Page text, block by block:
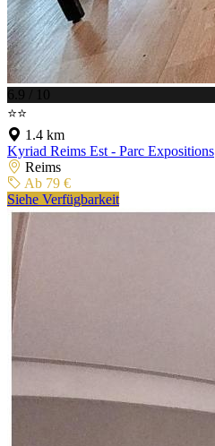
6.9 / 10
⭐⭐
1.4 km
Kyriad Reims Est - Parc Expositions
Reims
Ab 79 €
Siehe Verfügbarkeit